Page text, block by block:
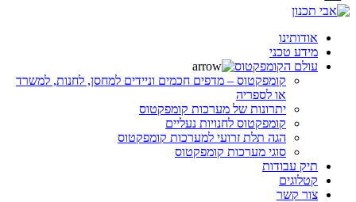
אודותינו
מידע טכני
עולם הקומפקטוס
קומפקטוס – מדפים חכמים וניידים למחסן, לחנות, למשרד
או לספריה
יתרונות של מערכות קומפקטוס
קומפקטוס לחנויות נעליים
הגה תלת זרועי למערכות קומפקטוס
סוגי מערכות קומפקטוס
תיק עבודות
קטלוגים
צור קשר